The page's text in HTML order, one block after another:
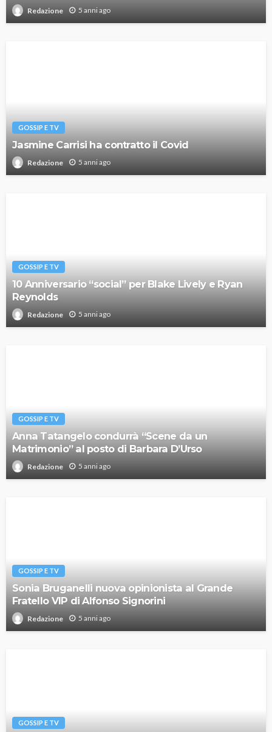
Redazione 5 anni ago
GOSSIP E TV
Jasmine Carrisi ha contratto il Covid
Redazione 5 anni ago
GOSSIP E TV
10 Anniversario “social” per Blake Lively e Ryan
Reynolds
Redazione 5 anni ago
GOSSIP E TV
Anna Tatangelo condurrà “Scene da un
Matrimonio” al posto di Barbara D’Urso
Redazione 5 anni ago
GOSSIP E TV
Sonia Bruganelli nuova opinionista al Grande
Fratello VIP di Alfonso Signorini
Redazione 5 anni ago
GOSSIP E TV